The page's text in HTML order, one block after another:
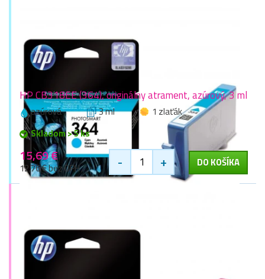
HP CB318EE (364), originálny atrament, azúrový, 3 ml
azúrová 3 ml
1 zlaťák
Skladom > 5 ks
15,69 €
12,76 € bez DPH - + DO KOŠÍKA